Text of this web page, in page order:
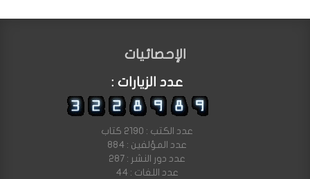
الإحصائيات
عدد الزيارات :
عدد الكتب : 2190 كتاب
عدد المؤلفين : 884
عدد دور النشر : 287
عدد اللغات : 44